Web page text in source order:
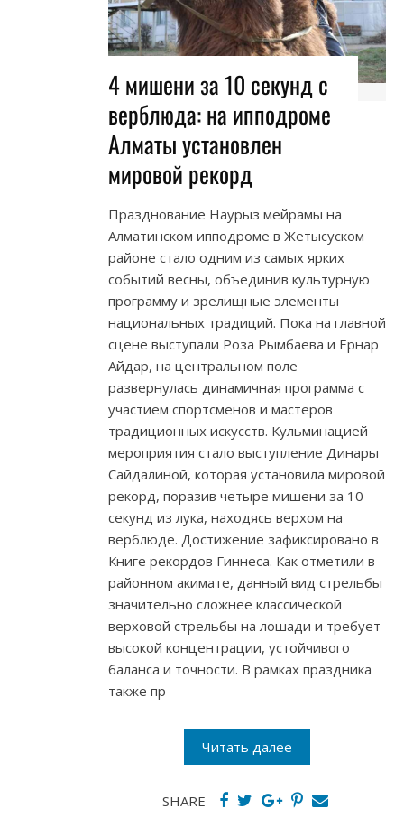
4 мишени за 10 секунд с
верблюда: на ипподроме
Алматы установлен
мировой рекорд
Празднование Наурыз мейрамы на
Алматинском ипподроме в Жетысуском
районе стало одним из самых ярких
событий весны, объединив культурную
программу и зрелищные элементы
национальных традиций. Пока на главной
сцене выступали Роза Рымбаева и Ернар
Айдар, на центральном поле
развернулась динамичная программа с
участием спортсменов и мастеров
традиционных искусств. Кульминацией
мероприятия стало выступление Динары
Сайдалиной, которая установила мировой
рекорд, поразив четыре мишени за 10
секунд из лука, находясь верхом на
верблюде. Достижение зафиксировано в
Книге рекордов Гиннеса. Как отметили в
районном акимате, данный вид стрельбы
значительно сложнее классической
верховой стрельбы на лошади и требует
высокой концентрации, устойчивого
баланса и точности. В рамках праздника
также пр
Читать далее
SHARE